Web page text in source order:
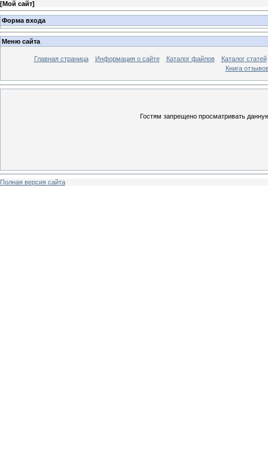
[Мой сайт]
Форма входа
Меню сайта
Главная страница Информация о сайте Каталог файлов
Каталог статей
Книга
Гостям запрещено просматривать
Полная версия сайта